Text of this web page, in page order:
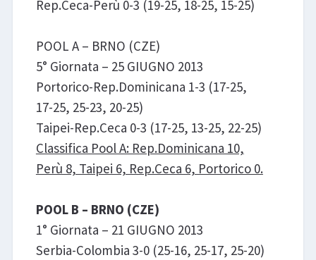
Rep.Ceca-Perù 0-3 (19-25, 18-25, 15-25)
POOL A – BRNO (CZE)
5° Giornata – 25 GIUGNO 2013
Portorico-Rep.Dominicana 1-3 (17-25,
17-25, 25-23, 20-25)
Taipei-Rep.Ceca 0-3 (17-25, 13-25, 22-25)
Classifica Pool A: Rep.Dominicana 10,
Perù 8, Taipei 6, Rep.Ceca 6, Portorico 0.
POOL B – BRNO (CZE)
1° Giornata – 21 GIUGNO 2013
Serbia-Colombia 3-0 (25-16, 25-17, 25-20)